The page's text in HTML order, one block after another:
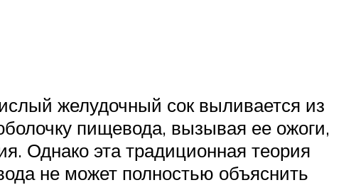
желудочный сок выливается из
пищевода, вызывая ее ожоги,
Однако эта традиционная теория
не может полностью объяснить